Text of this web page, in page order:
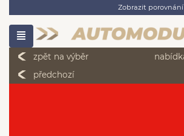
Zobrazit porovnání
zpět na výběr
předchozí